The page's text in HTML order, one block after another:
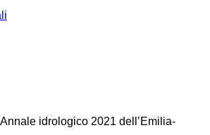
idrologico 2021 dell’Emilia-